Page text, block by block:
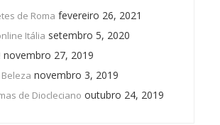
de Roma fevereiro 26, 2021
Itália setembro 5, 2020
novembro 27, 2019
novembro 3, 2019
de Diocleciano outubro 24, 2019